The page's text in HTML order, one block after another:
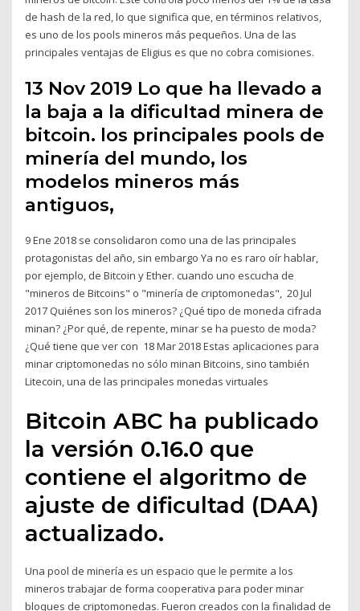
de hash de la red, lo que significa que, en términos relativos,
es uno de los pools mineros más pequeños. Una de las
principales ventajas de Eligius es que no cobra comisiones.
13 Nov 2019 Lo que ha llevado a
la baja a la dificultad minera de
bitcoin. los principales pools de
minería del mundo, los
modelos mineros más
antiguos,
9 Ene 2018 se consolidaron como una de las principales
protagonistas del año, sin embargo Ya no es raro oír hablar,
por ejemplo, de Bitcoin y Ether. cuando uno escucha de
"mineros de Bitcoins" o "minería de criptomonedas", 20 Jul
2017 Quiénes son los mineros? ¿Qué tipo de moneda cifrada
minan? ¿Por qué, de repente, minar se ha puesto de moda?
¿Qué tiene que ver con 18 Mar 2018 Estas aplicaciones para
minar criptomonedas no sólo minan Bitcoins, sino también
Litecoin, una de las principales monedas virtuales
Bitcoin ABC ha publicado
la versión 0.16.0 que
contiene el algoritmo de
ajuste de dificultad (DAA)
actualizado.
Una pool de minería es un espacio que le permite a los
mineros trabajar de forma cooperativa para poder minar
bloques de criptomonedas. Fueron creados con la finalidad de